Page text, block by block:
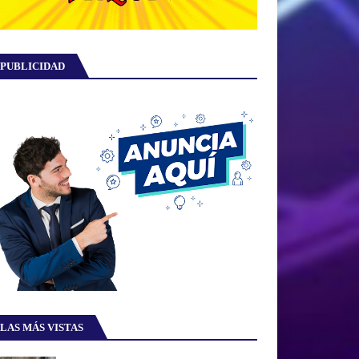
PUBLICIDAD
LAS MÁS VISTAS